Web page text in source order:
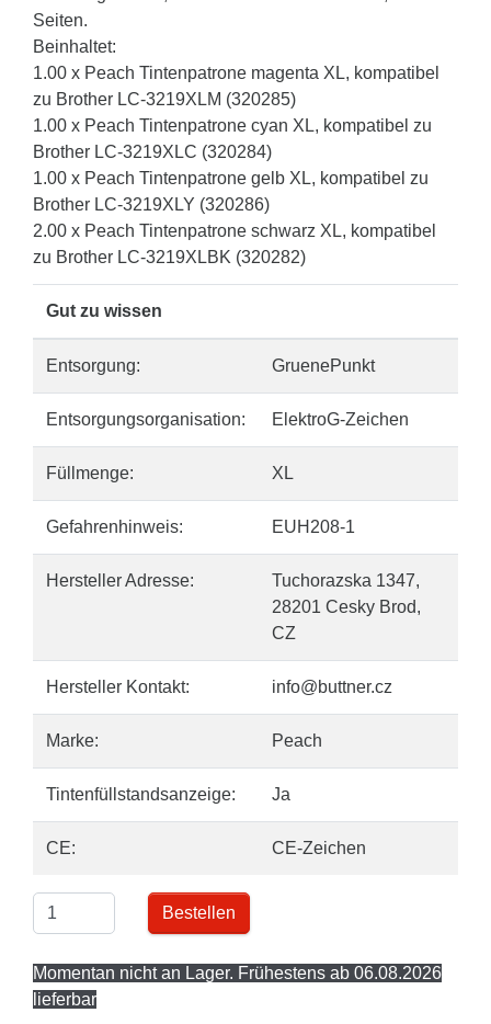
Seiten.
Beinhaltet:
1.00 x Peach Tintenpatrone magenta XL, kompatibel
zu Brother LC-3219XLM (320285)
1.00 x Peach Tintenpatrone cyan XL, kompatibel zu
Brother LC-3219XLC (320284)
1.00 x Peach Tintenpatrone gelb XL, kompatibel zu
Brother LC-3219XLY (320286)
2.00 x Peach Tintenpatrone schwarz XL, kompatibel
zu Brother LC-3219XLBK (320282)
Gut zu wissen
Entsorgung: GruenePunkt
Entsorgungsorganisation: ElektroG-Zeichen
Füllmenge: XL
Gefahrenhinweis: EUH208-1
Hersteller Adresse:
Tuchorazska 1347,
28201 Cesky Brod,
CZ
Hersteller Kontakt: info@buttner.cz
Marke: Peach
Tintenfüllstandsanzeige: Ja
CE: CE-Zeichen
Bestellen
Momentan nicht an Lager. Frühestens ab 06.08.2026
lieferbar